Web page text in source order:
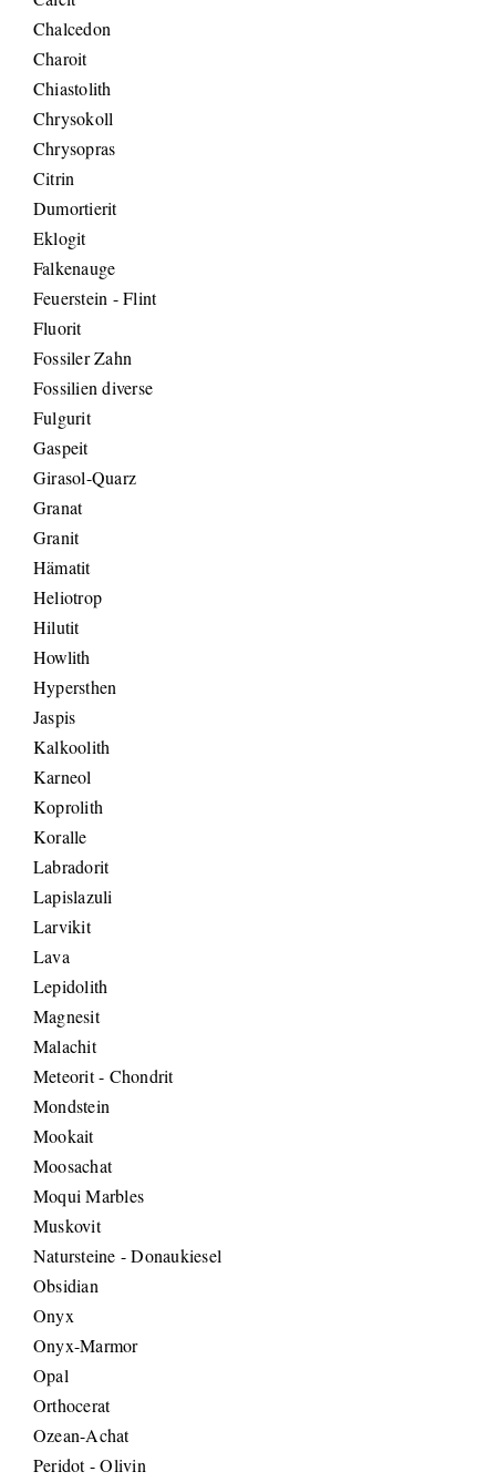
Chalcedon
Charoit
Chiastolith
Chrysokoll
Chrysopras
Citrin
Dumortierit
Eklogit
Falkenauge
Feuerstein - Flint
Fluorit
Fossiler Zahn
Fossilien diverse
Fulgurit
Gaspeit
Girasol-Quarz
Granat
Granit
Hämatit
Heliotrop
Hilutit
Howlith
Hypersthen
Jaspis
Kalkoolith
Karneol
Koprolith
Koralle
Labradorit
Lapislazuli
Larvikit
Lava
Lepidolith
Magnesit
Malachit
Meteorit - Chondrit
Mondstein
Mookait
Moosachat
Moqui Marbles
Muskovit
Natursteine - Donaukiesel
Obsidian
Onyx
Onyx-Marmor
Opal
Orthocerat
Ozean-Achat
Peridot - Olivin